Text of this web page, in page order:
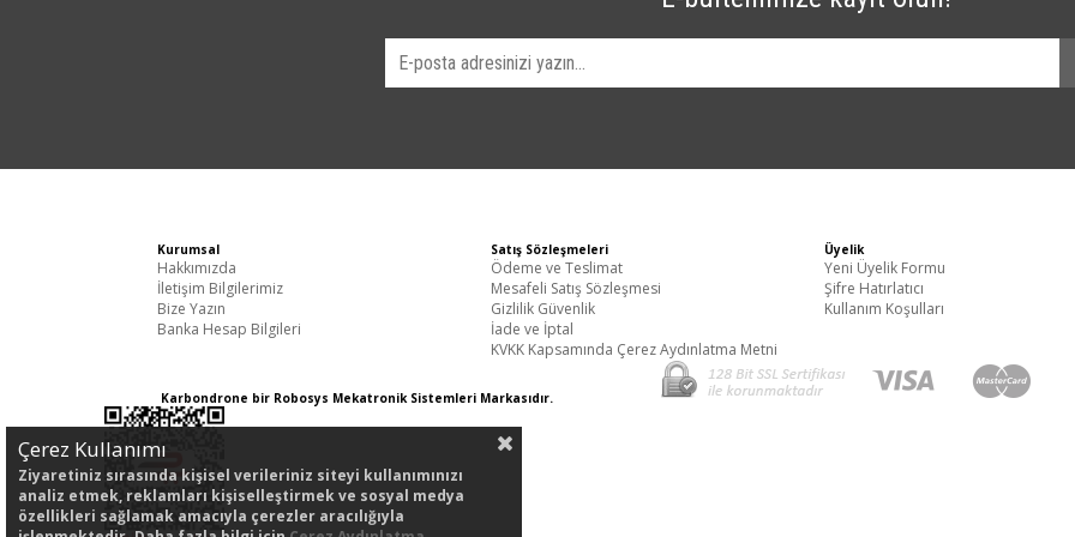
Kurumsal
Hakkımızda
İletişim Bilgilerimiz
Bize Yazın
Banka Hesap Bilgileri
Satış Sözleşmeleri
Ödeme ve Teslimat
Mesafeli Satış Sözleşmesi
Gizlilik Güvenlik
İade ve İptal
KVKK Kapsamında Çerez Aydınlatma Metni
Üyelik
Yeni Üyelik Formu
Şifre Hatırlatıcı
Kullanım Koşulları
Karbondrone bir Robosys Mekatronik Sistemleri Markasıdır.
Çerez Kullanımı
Ziyaretiniz sırasında kişisel verileriniz siteyi kullanımınızı
analiz etmek, reklamları kişiselleştirmek ve sosyal medya
özellikleri sağlamak amacıyla çerezler aracılığıyla